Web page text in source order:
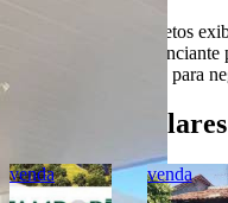
Móveis e demais objetos
oferta. Contate o
condições detalhadas para
Imóveis Similares
venda
venda